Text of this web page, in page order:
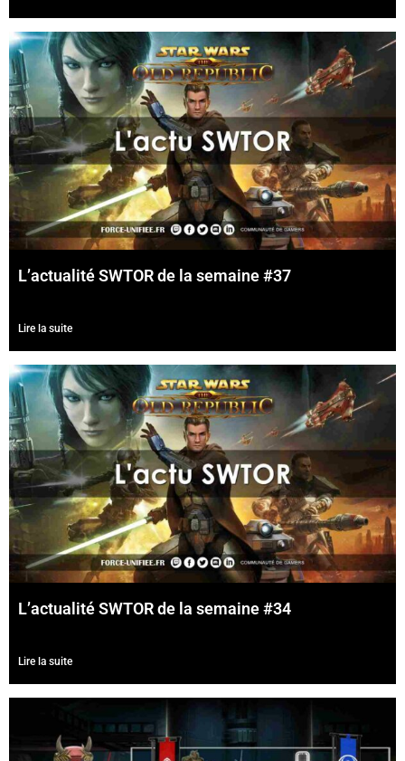
Lire la suite
L’actualité SWTOR de la semaine #37
Lire la suite
L’actualité SWTOR de la semaine #34